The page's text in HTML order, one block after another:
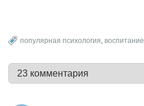
популярная психология, воспитание